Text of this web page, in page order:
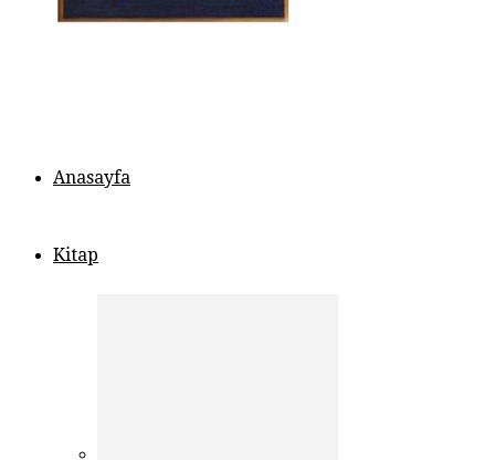
Anasayfa
Kitap